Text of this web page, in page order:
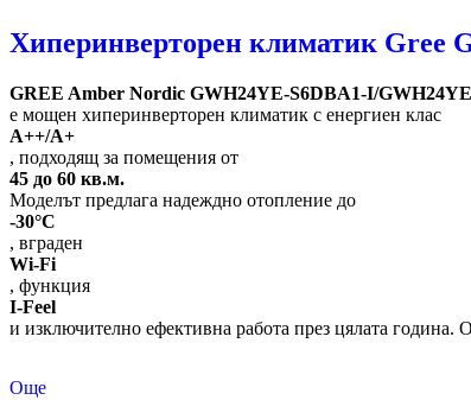
Хиперинверторен климатик Gree
GREE Amber Nordic GWH24YE-S6DBA1-I/
е мощен хиперинверторен климатик с енергиен клас
A++/A+
, подходящ за помещения от
45 до 60 кв.м.
Моделът предлага надеждно отопление до
-30°C
, вграден
Wi-Fi
, функция
I-Feel
и изключително ефективна работа през цялата
Още